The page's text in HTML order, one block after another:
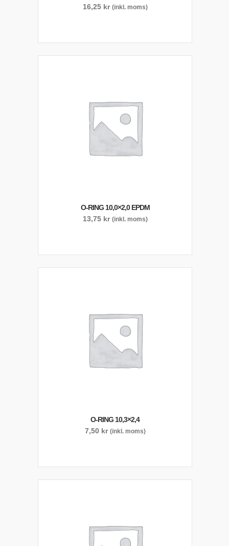
16,25 kr (inkl. moms)
O-RING 10,0×2,0 EPDM
13,75 kr (inkl. moms)
O-RING 10,3×2,4
7,50 kr (inkl. moms)